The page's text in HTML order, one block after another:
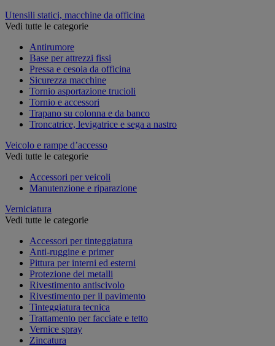
Utensili statici, macchine da officina
Vedi tutte le categorie
Antirumore
Base per attrezzi fissi
Pressa e cesoia da officina
Sicurezza macchine
Tornio asportazione trucioli
Tornio e accessori
Trapano su colonna e da banco
Troncatrice, levigatrice e sega a nastro
Veicolo e rampe d’accesso
Vedi tutte le categorie
Accessori per veicoli
Manutenzione e riparazione
Verniciatura
Vedi tutte le categorie
Accessori per tinteggiatura
Anti-ruggine e primer
Pittura per interni ed esterni
Protezione dei metalli
Rivestimento antiscivolo
Rivestimento per il pavimento
Tinteggiatura tecnica
Trattamento per facciate e tetto
Vernice spray
Zincatura